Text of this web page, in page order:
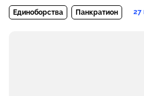
Единоборства Панкратион 27